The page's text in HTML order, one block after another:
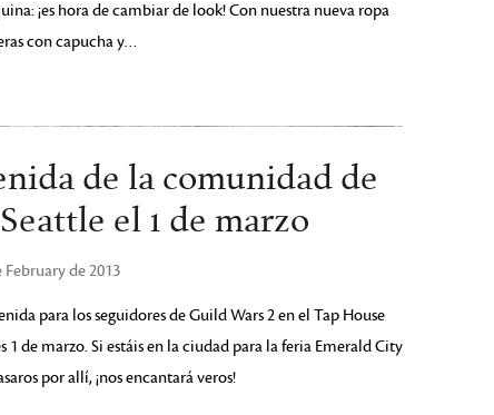
¡es hora de cambiar de look! Con nuestra nueva ropa
con capucha y…
de la comunidad de
el 1 de marzo
de 2013
para los seguidores de Guild Wars 2 en el Tap House
de marzo. Si estáis en la ciudad para la feria Emerald City
por allí, ¡nos encantará veros!